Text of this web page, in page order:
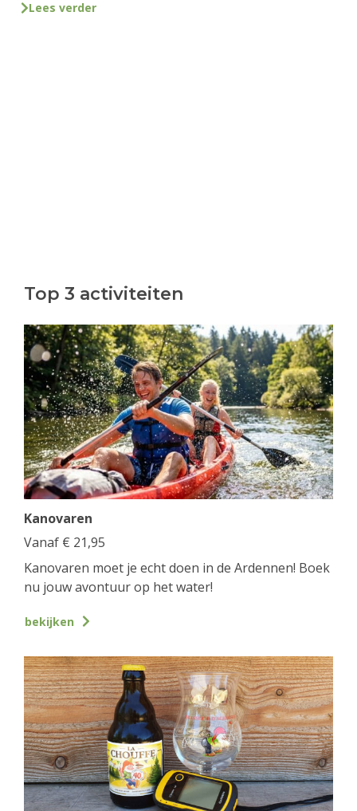
Lees verder
Top 3 activiteiten
Kanovaren
Vanaf € 21,95
Kanovaren moet je echt doen in de Ardennen! Boek
nu jouw avontuur op het water!
bekijken